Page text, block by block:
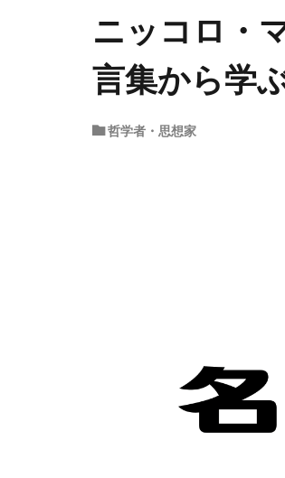
ニッコロ・
言集から学
哲学者・思想家